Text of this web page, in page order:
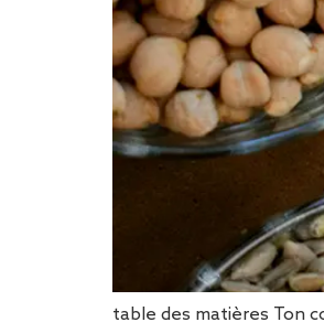
table des matières Ton